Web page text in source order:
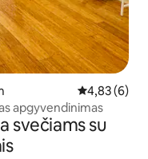
Vidutinis
4,83 (6)
apgyvendinimas
svečiams su